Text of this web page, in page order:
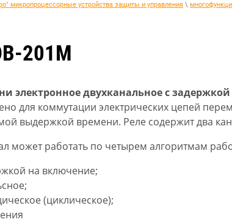
микропроцессорные устройства защиты и управления \
201М
электронное двухканальное с
для коммутации электрических цепей
выдержкой времени. Реле содержит два
может работать по четырем алгоритмам
на включение;
(циклическое);